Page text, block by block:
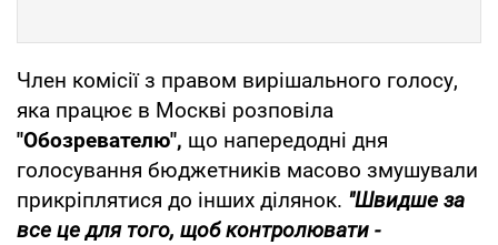
Член комісії з правом вирішального голосу,
яка працює в Москві розповіла
"Обозревателю", що напередодні дня
голосування бюджетників масово змушували
прикріплятися до інших ділянок. "Швидше за
все це для того, щоб контролювати -